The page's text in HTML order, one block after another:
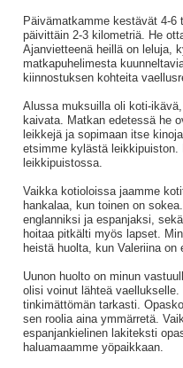
Päivämatkamme kestävät 4-6
päivittäin 2-3 kilometriä. He
Ajanvietteenä heillä on leluja,
matkapuhelimesta
kiinnostuksen kohteita
Alussa muksuilla oli koti-
kaivata. Matkan edetessä he
leikkejä ja sopimaan itse
etsimme kylästä leikkipuiston.
leikkipuistossa.
Vaikka kotioloissa jaamme
hankalaa, kun toinen on
englanniksi ja espanjaksi,
hoitaa pitkälti myös lapset.
heistä huolta, kun Valeriina
Uunon huolto on minun
olisi voinut lähteä
tinkimättömän tarkasti.
sen roolia aina ymmärretä.
espanjankielinen lakiteksti
haluamaamme yöpaikkaan.